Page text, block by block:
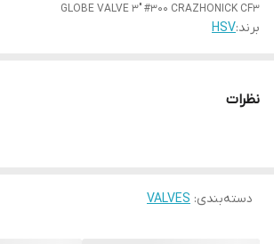
GLOBE VALVE 3" #300 CRAZHONICK CF3
برند:HSV
نظرات
دسته‌بندی:
VALVES